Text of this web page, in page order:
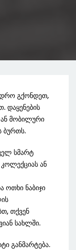
დრო გქონდეთ,
დაყენების
ან მობილური
ბურთს.
სმარტ
ან
ოთხი ნაბიჯი
თქვენ
სახლში.
განმარტება.